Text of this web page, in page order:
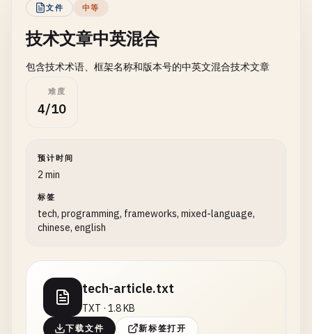
文件 中等
技术文章中英混合
包含技术术语、框架名称和版本号的中英文混合技术文章
难度
4/10
预计时间
2 min
标签
tech, programming, frameworks, mixed-language,
chinese, english
tech-article.txt
TXT · 1.8 KB
下载文件 新标签打开